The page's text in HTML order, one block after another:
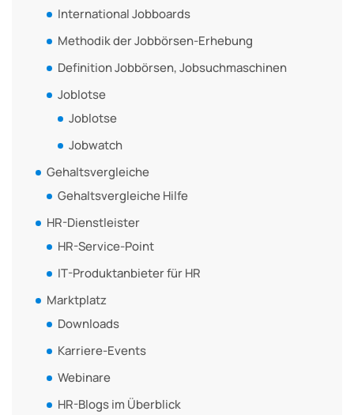
International Jobboards
Methodik der Jobbörsen-Erhebung
Definition Jobbörsen, Jobsuchmaschinen
Joblotse
Joblotse
Jobwatch
Gehaltsvergleiche
Gehaltsvergleiche Hilfe
HR-Dienstleister
HR-Service-Point
IT-Produktanbieter für HR
Marktplatz
Downloads
Karriere-Events
Webinare
HR-Blogs im Überblick